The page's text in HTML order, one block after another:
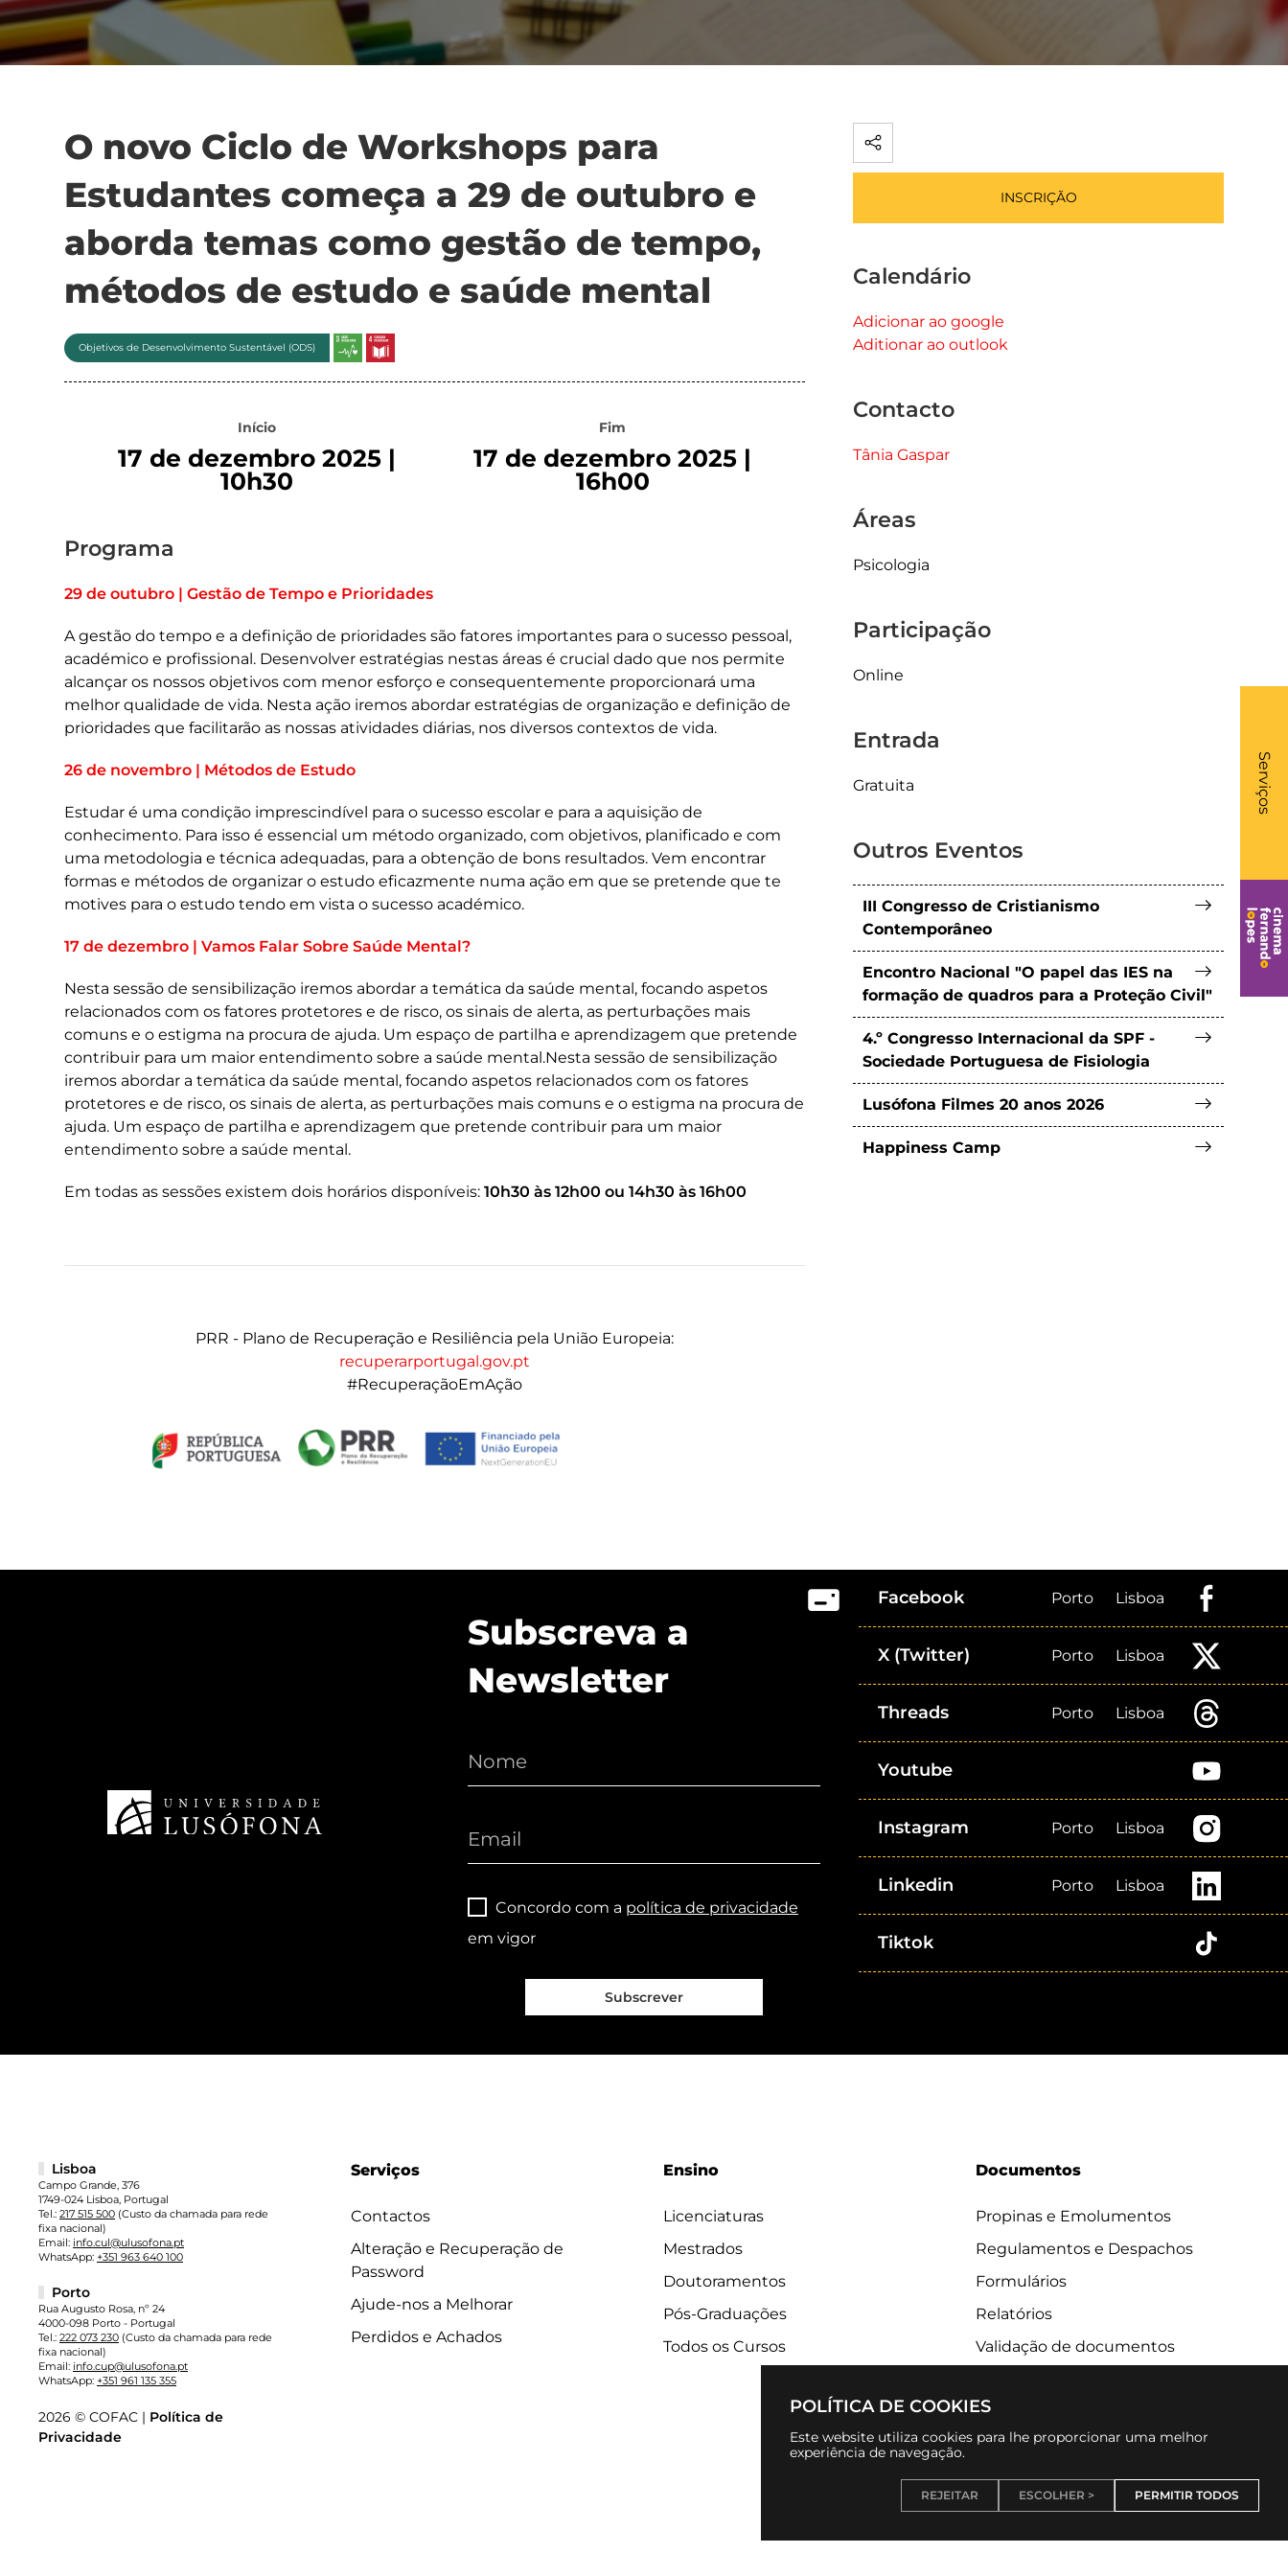
Serviços
-
O novo Ciclo de Workshops para
Estudantes começa a 29 de outubro e
aborda temas como gestão de tempo,
métodos de estudo e saúde mental
Objetivos de Desenvolvimento Sustentável (ODS)
Início
17 de dezembro 2025 |
10h30
Fim
17 de dezembro 2025 |
16h00
Programa
29 de outubro | Gestão de Tempo e Prioridades
A gestão do tempo e a definição de prioridades são fatores importantes para o sucesso pessoal,
académico e profissional. Desenvolver estratégias nestas áreas é crucial dado que nos permite
alcançar os nossos objetivos com menor esforço e consequentemente proporcionará uma
melhor qualidade de vida. Nesta ação iremos abordar estratégias de organização e definição de
prioridades que facilitarão as nossas atividades diárias, nos diversos contextos de vida.
26 de novembro | Métodos de Estudo
Estudar é uma condição imprescindível para o sucesso escolar e para a aquisição de
conhecimento. Para isso é essencial um método organizado, com objetivos, planificado e com
uma metodologia e técnica adequadas, para a obtenção de bons resultados. Vem encontrar
formas e métodos de organizar o estudo eficazmente numa ação em que se pretende que te
motives para o estudo tendo em vista o sucesso académico.
17 de dezembro | Vamos Falar Sobre Saúde Mental?
Nesta sessão de sensibilização iremos abordar a temática da saúde mental, focando aspetos
relacionados com os fatores protetores e de risco, os sinais de alerta, as perturbações mais
comuns e o estigma na procura de ajuda. Um espaço de partilha e aprendizagem que pretende
contribuir para um maior entendimento sobre a saúde mental.Nesta sessão de sensibilização
iremos abordar a temática da saúde mental, focando aspetos relacionados com os fatores
protetores e de risco, os sinais de alerta, as perturbações mais comuns e o estigma na procura de
ajuda. Um espaço de partilha e aprendizagem que pretende contribuir para um maior
entendimento sobre a saúde mental.
Em todas as sessões existem dois horários disponíveis: 10h30 às 12h00 ou 14h30 às 16h00
PRR - Plano de Recuperação e Resiliência pela União Europeia:
recuperarportugal.gov.pt
#RecuperaçãoEmAção
INSCRIÇÃO
Calendário
Adicionar ao google
Aditionar ao outlook
Contacto
Tânia Gaspar
Áreas
Psicologia
Participação
Online
Entrada
Gratuita
Outros Eventos
III Congresso de Cristianismo
Contemporâneo
Encontro Nacional "O papel das IES na
formação de quadros para a Proteção Civil"
4.º Congresso Internacional da SPF -
Sociedade Portuguesa de Fisiologia
Lusófona Filmes 20 anos 2026
Happiness Camp
POLÍTICA DE COOKIES
Este website utiliza cookies para lhe proporcionar uma melhor
experiência de navegação.
REJEITAR ESCOLHER > PERMITIR TODOS
Subscreva a
Newsletter
Concordo com a política de privacidade
em vigor
Subscrever
Facebook Porto Lisboa
X (Twitter) Porto Lisboa
Threads Porto Lisboa
Youtube
Instagram Porto Lisboa
Linkedin Porto Lisboa
Tiktok
Serviços
Contactos
Alteração e Recuperação de
Password
Ajude-nos a Melhorar
Perdidos e Achados
Ensino
Licenciaturas
Mestrados
Doutoramentos
Pós-Graduações
Todos os Cursos
Documentos
Propinas e Emolumentos
Regulamentos e Despachos
Formulários
Relatórios
Validação de documentos
Lisboa
Campo Grande, 376
1749-024 Lisboa, Portugal
Tel.: 217 515 500 (Custo da chamada para rede
fixa nacional)
Email: info.cul@ulusofona.pt
WhatsApp: +351 963 640 100
Porto
Rua Augusto Rosa, nº 24
4000-098 Porto - Portugal
Tel.: 222 073 230 (Custo da chamada para rede
fixa nacional)
Email: info.cup@ulusofona.pt
WhatsApp: +351 961 135 355
2026 © COFAC | Política de
Privacidade